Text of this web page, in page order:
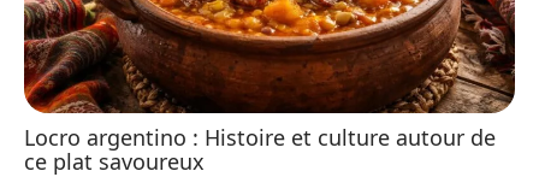
Locro argentino : Histoire et culture autour de
ce plat savoureux